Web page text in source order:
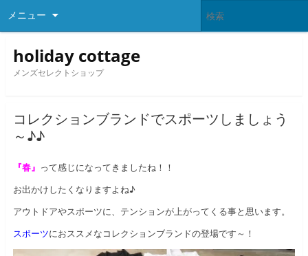
メニュー
holiday cottage
メンズセレクトショップ
コレクションブランドでスポーツしましょう
～♪♪
『春』 って感じになってきましたね！！
お出かけしたくなりますよね♪
アウトドアやスポーツに、テンションが上がってくる事と思います。
スポーツにおススメなコレクションブランドの登場です～！